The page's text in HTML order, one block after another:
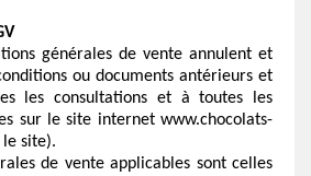
générales de vente annulent et
ou documents antérieurs et
les consultations et à toutes les
sur le site internet www.chocolats-
le site).
de vente applicables sont celles